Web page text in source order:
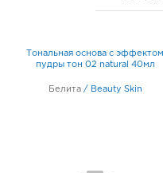
Тональная основа с эффектом
пудры тон 02 natural 40мл
Белита / Beauty Skin